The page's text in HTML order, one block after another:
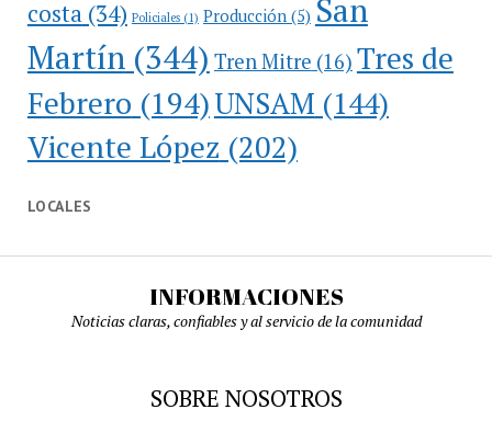
costa(34) Policiales(1) Producción(5) San
Martín(344) Tren Mitre (16) Tres de
Febrero (194)UNSAM (144)
Vicente López (202)
LOCALES
INFORMACIONES
Noticias claras, confiables y al servicio de la comunidad
SOBRE NOSOTROS